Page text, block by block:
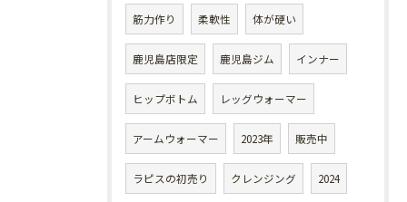
筋力作り 柔軟性 体が硬い
鹿児島店限定 鹿児島ジム インナー
ヒップボトム レッグウォーマー
アームウォーマー 2023年 販売中
ラピスの初売り クレンジング 2024